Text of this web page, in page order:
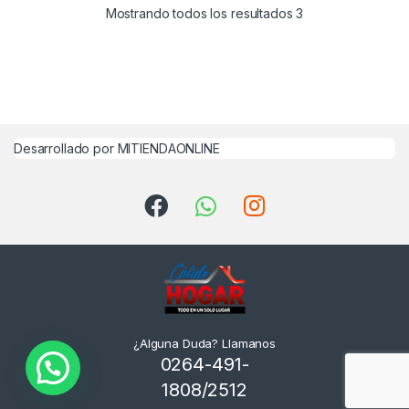
Mostrando todos los resultados 3
Desarrollado por MITIENDAONLINE
¿Alguna Duda? Llamanos
0264-491-
1808/2512